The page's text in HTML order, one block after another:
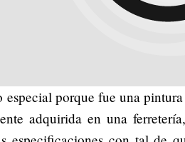
especial porque fue una
adquirida en una